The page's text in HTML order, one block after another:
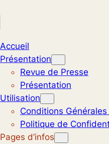
Accueil
Présentation
Revue de Presse
Présentation
Utilisation
Conditions Générales
Politique de
Pages d’infos